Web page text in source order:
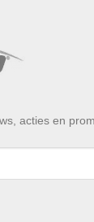
acties en